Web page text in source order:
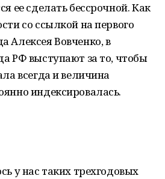
ее сделать бессрочной. Как
со ссылкой на первого
Алексея Вовченко, в
РФ выступают за то, чтобы
всегда и величина
индексировалась.
у нас таких трехгодовых